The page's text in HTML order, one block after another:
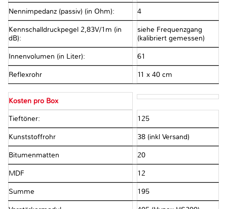
Nennimpedanz (passiv) (in Ohm): 4
Kennschalldruckpegel 2,83V/1m (in
dB):
siehe Frequenzgang
(kalibriert gemessen)
Innenvolumen (in Liter): 61
Reflexrohr 11 x 40 cm
Kosten pro Box
Tieftöner: 125
Kunststoffrohr 38 (inkl Versand)
Bitumenmatten 20
MDF 12
Summe 195